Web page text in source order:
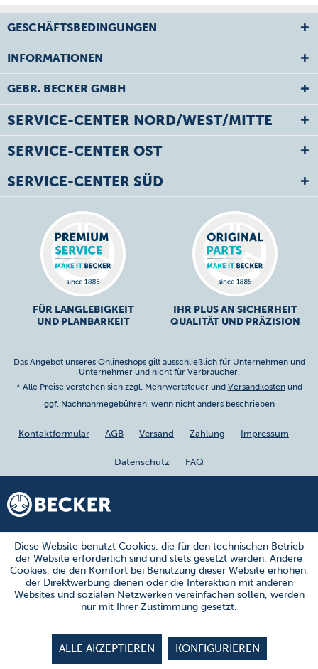
GESCHÄFTSBEDINGUNGEN
INFORMATIONEN
GEBR. BECKER GMBH
SERVICE-CENTER NORD/WEST/MITTE
SERVICE-CENTER OST
SERVICE-CENTER SÜD
FÜR LANGLEBIGKEIT
UND PLANBARKEIT
IHR PLUS AN SICHERHEIT
QUALITÄT UND PRÄZISION
Das Angebot unseres Onlineshops gilt ausschließlich für Unternehmen und
Unternehmer und nicht für Verbraucher.
* Alle Preise verstehen sich zzgl. Mehrwertsteuer und Versandkostenund
ggf. Nachnahmegebühren, wenn nicht anders beschrieben
Kontaktformular AGB Versand Zahlung Impressum
Datenschutz FAQ
Diese Website benutzt Cookies, die für den technischen Betrieb
der Website erforderlich sind und stets gesetzt werden. Andere
Cookies, die den Komfort bei Benutzung dieser Website erhöhen,
der Direktwerbung dienen oder die Interaktion mit anderen
Websites und sozialen Netzwerken vereinfachen sollen, werden
nur mit Ihrer Zustimmung gesetzt.
ALLE AKZEPTIEREN KONFIGURIEREN